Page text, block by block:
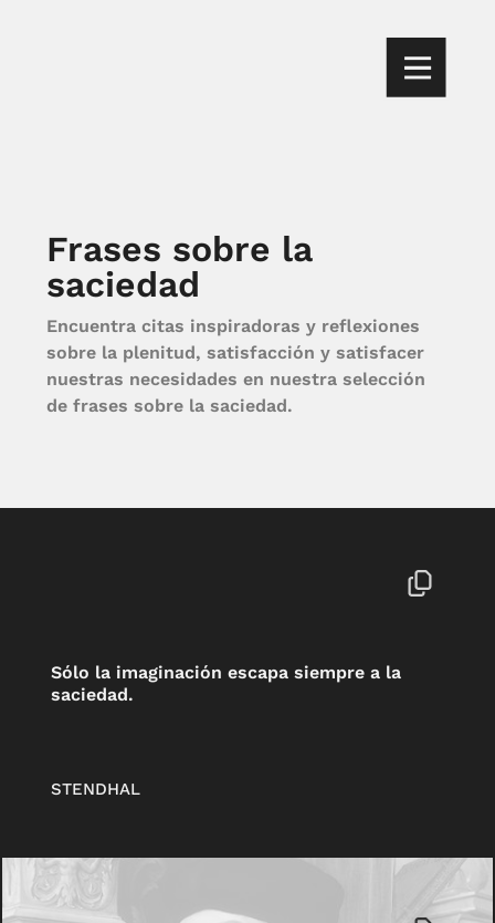
Frases sobre la
saciedad
Encuentra citas inspiradoras y reflexiones
sobre la plenitud, satisfacción y satisfacer
nuestras necesidades en nuestra selección
de frases sobre la saciedad.
Sólo la imaginación escapa siempre a la
saciedad.
STENDHAL